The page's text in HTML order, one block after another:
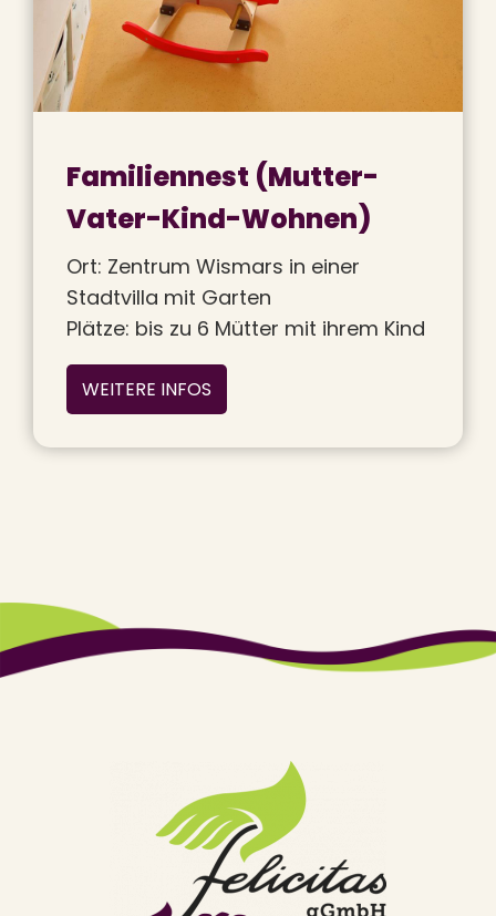
Familiennest (Mutter-
Vater-Kind-Wohnen)
Ort: Zentrum Wismars in einer
Stadtvilla mit Garten
Plätze: bis zu 6 Mütter mit ihrem Kind
WEITERE INFOS